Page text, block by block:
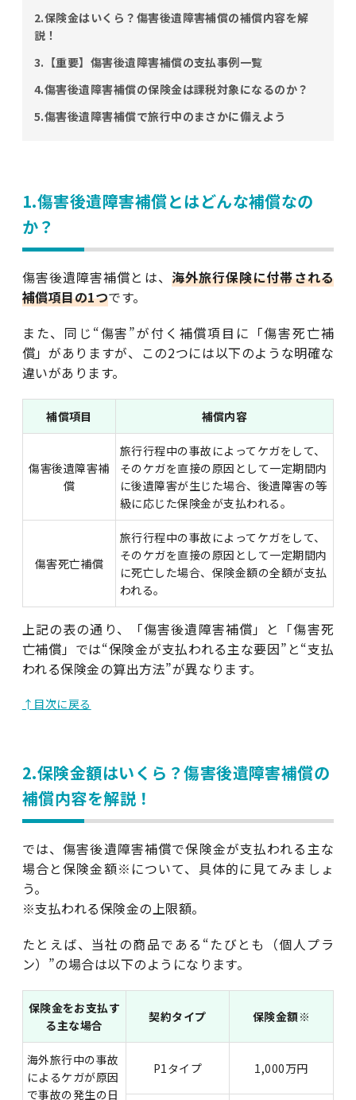
2.保険金はいくら？傷害後遺障害補償の補償内容を解
説！
3.【重要】傷害後遺障害補償の支払事例一覧
4.傷害後遺障害補償の保険金は課税対象になるのか？
5.傷害後遺障害補償で旅行中のまさかに備えよう
1.傷害後遺障害補償とはどんな補償なの
か？
傷害後遺障害補償とは、 海外旅行保険に付帯される
補償項目の1つです。
また、同じ“傷害”が付く補償項目に「傷害死亡補
償」がありますが、この2つには以下のような明確な
違いがあります。
補償項目 補償内容
傷害後遺障害補
償
旅行行程中の事故によってケガをして、
そのケガを直接の原因として一定期間内
に後遺障害が生じた場合、後遺障害の等
級に応じた保険金が支払われる。
傷害死亡補償
旅行行程中の事故によってケガをして、
そのケガを直接の原因として一定期間内
に死亡した場合、保険金額の全額が支払
われる。
上記の表の通り、「傷害後遺障害補償」と「傷害死
亡補償」では“保険金が支払われる主な要因”と“支払
われる保険金の算出方法”が異なります。
↑目次に戻る
2.保険金額はいくら？傷害後遺障害補償の
補償内容を解説！
では、傷害後遺障害補償で保険金が支払われる主な
場合と保険金額※について、具体的に見てみましょ
う。
※支払われる保険金の上限額。
たとえば、当社の商品である“たびとも（個人プラ
ン）”の場合は以下のようになります。
保険金をお支払す
る主な場合
契約タイプ 保険金額※
海外旅行中の事故
によるケガが原因
で事故の発生の日
P1タイプ 1,000万円